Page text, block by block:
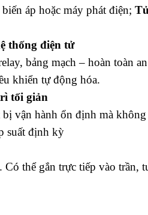
áp hoặc máy phát điện;
thống điện tử
bảng mạch – hoàn toàn
khiển tự động hóa.
tối giản
vận hành ổn định mà
suất định kỳ
thể gắn trực tiếp vào trần,